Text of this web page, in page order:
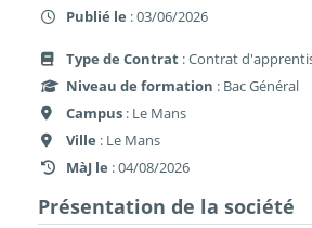
Publié le : 03/06/2026
Type de Contrat : Contrat
Niveau de formation : Bac Général
Campus : Le Mans
Ville : Le Mans
MàJ le : 04/08/2026
Présentation de la société